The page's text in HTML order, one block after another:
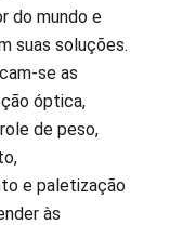
do mundo e
suas soluções.
se as
óptica,
de peso,
e paletização
às